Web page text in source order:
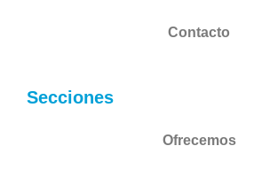
Contacto
Secciones
Ofrecemos